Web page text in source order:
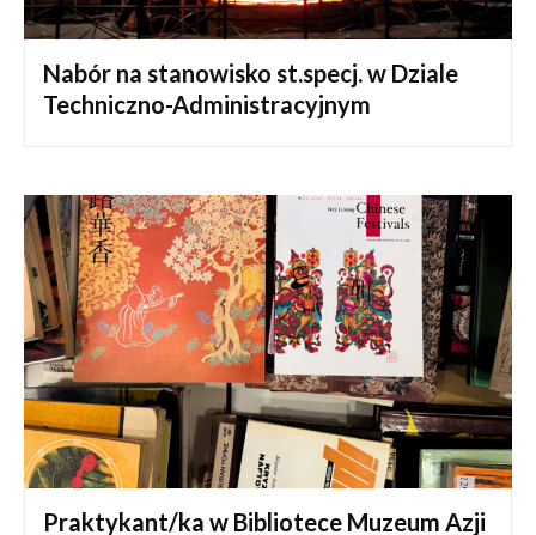
Nabór na stanowisko st.specj. w Dziale
Techniczno-Administracyjnym
Praktykant/ka w Bibliotece Muzeum Azji